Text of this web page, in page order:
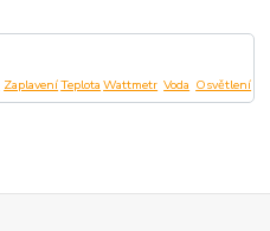
ZaplaveníTeplota Wattmetr Voda Osvětlení